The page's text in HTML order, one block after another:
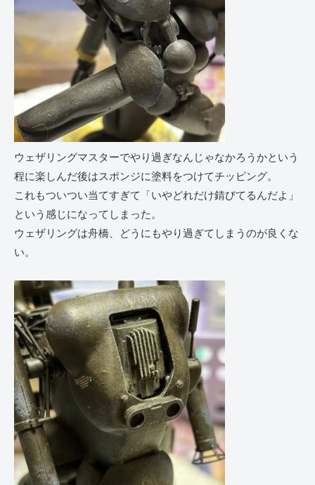
ウェザリングマスターでやり過ぎなんじゃなかろうかという
程に楽しんだ後はスポンジに塗料をつけてチッピング。
これもついつい当てすぎて「いやどれだけ錆びてるんだよ」
という感じになってしまった。
ウェザリングは舟橋、どうにもやり過ぎてしまうのが良くな
い。